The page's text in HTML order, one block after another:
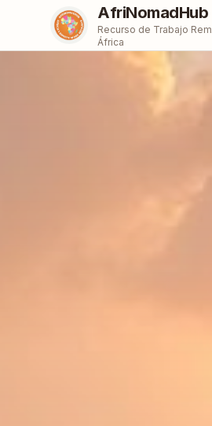
AfriNomadHub
Recurso de Trabajo
África